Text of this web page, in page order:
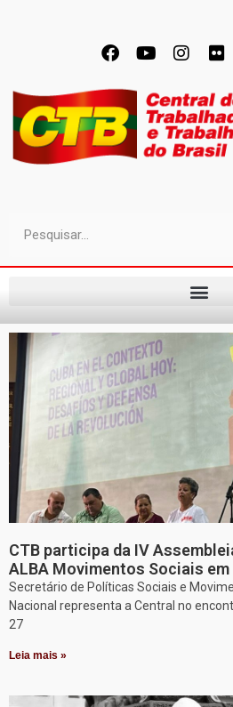
CTB participa da IV
ALBA Movimentos Sociais em
Secretário de Políticas Sociais e
Nacional representa a Central no
27
Leia mais »